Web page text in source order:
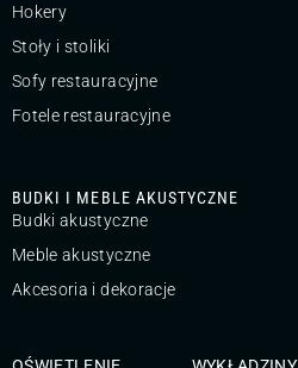
Hokery
Stoły i stoliki
Sofy restauracyjne
Fotele restauracyjne
BUDKI I MEBLE AKUSTYCZNE
Budki akustyczne
Meble akustyczne
Akcesoria i dekoracje